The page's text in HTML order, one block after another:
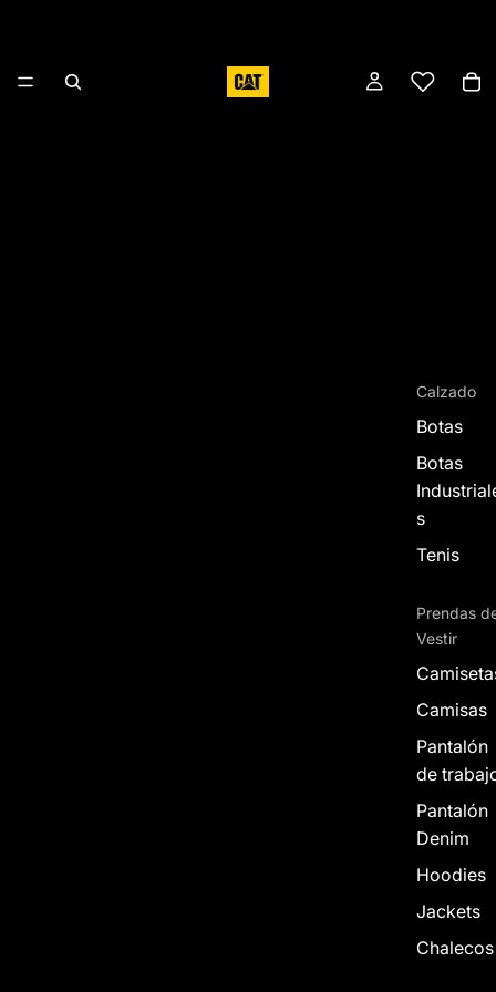
Calzado
Botas
Botas
s
Tenis
Prendas
Vestir
Camisas
Pantalón
de
Pantalón
Denim
Hoodies
Jackets
Chalecos